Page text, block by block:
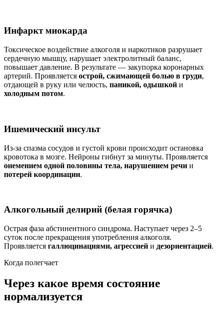
Инфаркт миокарда
Токсическое воздействие алкоголя и наркотиков разрушает
сердечную мышцу, нарушает электролитный баланс,
повышает давление. В результате — закупорка коронарных
артерий. Проявляется острой, сжимающей болью в груди,
отдающей в руку или челюсть, паникой, одышкой и
холодным потом.
Ишемический инсульт
Из-за спазма сосудов и густой крови происходит остановка
кровотока в мозге. Нейроны гибнут за минуты. Проявляется
онемением одной половины тела, нарушением речи и
потерей координации.
Алкогольный делирий (белая горячка)
Острая фаза абстинентного синдрома. Наступает через 2–5
суток после прекращения употребления алкоголя.
Проявляется галлюцинациями, агрессией и дезориентацией.
Когда полегчает
Через какое время состояние
нормализуется